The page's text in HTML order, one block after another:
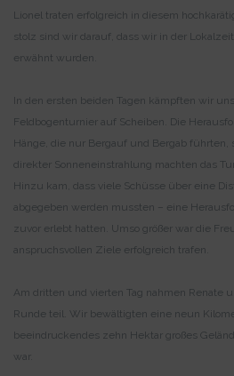
Lionel traten erfolgreich in diesem
stolz sind wir darauf, dass wir in der
erwähnt wurden.
In den ersten beiden Tagen kämpften wir
Feldbogenturnier auf Scheiben. Die
Hänge, die nur Bergauf und Bergab
direkter Sonneneinstrahlung machten das
Hinzu kam, dass viele Schüsse über eine
abgegeben werden mussten – eine
zuvor erlebt hatten. Umso größer war die
anspruchsvollen Ziele erfolgreich trafen.
Am dritten und vierten Tag nahmen Renate
Runde teil. Wir bewältigten eine neun
beeindruckendes zehn Hektar großes
war.